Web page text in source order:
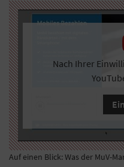
Nach Ihrer
Auf einen Blick: Was der MuV-